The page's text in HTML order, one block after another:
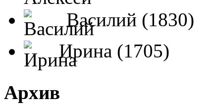
Василий (1830)
Ирина (1705)
Архив